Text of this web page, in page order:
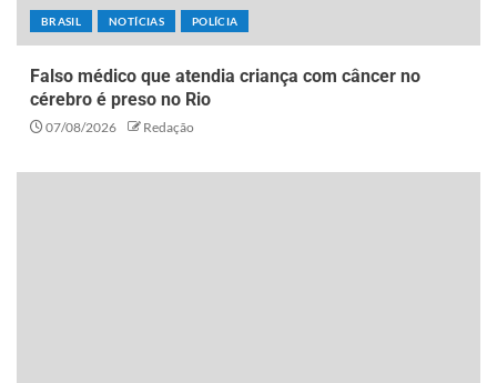
BRASIL NOTÍCIAS POLÍCIA
Falso médico que atendia criança com câncer no
cérebro é preso no Rio
07/08/2026 Redação